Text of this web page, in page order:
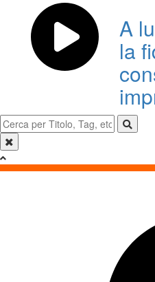
A
la